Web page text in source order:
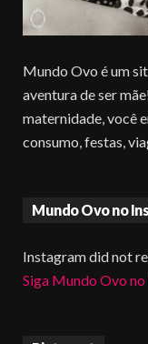
Mundo Ovo é um
aventura de ser
maternidade, você
consumo, festas,
Mundo Ovo no
Instagram did not
Siga Mundo Ovo